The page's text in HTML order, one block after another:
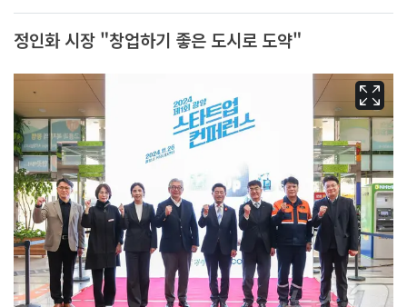
정인화 시장 "창업하기 좋은 도시로 도약"